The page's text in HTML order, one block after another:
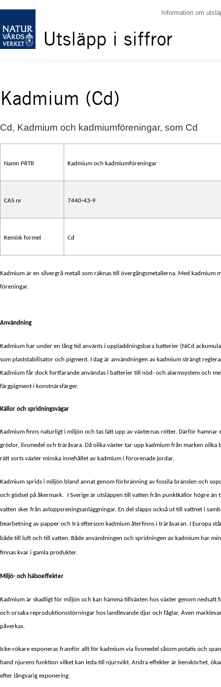
Information om
Utsläpp i siffror
Kadmium (Cd)
Cd, Kadmium och kadmiumföreningar, som Cd
Namn PRTR Kadmium och kadmiumföreningar
CAS nr 7440-43-9
Kemisk formel Cd
Kadmium är en silvergrå metall som räknas till övergångsmetallerna. Med kadmium
föreningar.
Användning
Kadmium har under en lång tid använts i uppladdningsbara batterier (NiCd
som plaststabilisator och pigment. I dag är användningen av kadmium strängt
Kadmium får dock fortfarande användas i batterier till nöd- och alarmsystem och
färgpigment i konstnärsfärger.
Källor och spridningsvägar
Kadmium finns naturligt i miljön och tas lätt upp av växternas rötter. Därför hamnar
grödor, livsmedel och träråvara. Då olika växter tar upp kadmium från marken olika
rätt sorts växter minska innehållet av kadmium i förorenade jordar.
Kadmium sprids i miljön bland annat genom förbränning av fossila bränslen och
och gödsel på åkermark. I Sverige är utsläppen till vatten från punktkällor högre än
vatten sker från avloppsreningsanläggningar. En del släpps också ut till vattnet i
bearbetning av papper och trä eftersom kadmium återfinns i träråvaran. I Europa
både till luft och till vatten. Både användningen och spridningen av kadmium har
finnas kvar i gamla produkter.
Miljö- och hälsoeffekter
Kadmium är skadligt för miljön och kan hämma tillväxten hos växter genom
och orsaka reproduktionsstörningar hos landlevande djur och fåglar. Även
påverkas.
Icke-rökare exponeras framför allt för kadmium via livsmedel såsom potatis och
hand njurens funktion vilket kan leda till njursvikt. Andra effekter är benskörhet,
efter långvarig exponering.